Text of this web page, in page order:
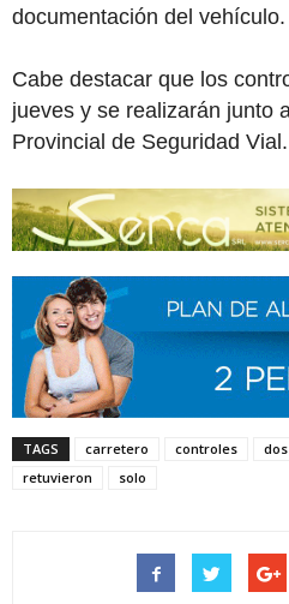
documentación del vehículo.
Cabe destacar que los
jueves y se realizarán junto
Provincial de Seguridad Vial.
TAGS carretero controles
retuvieron
solo